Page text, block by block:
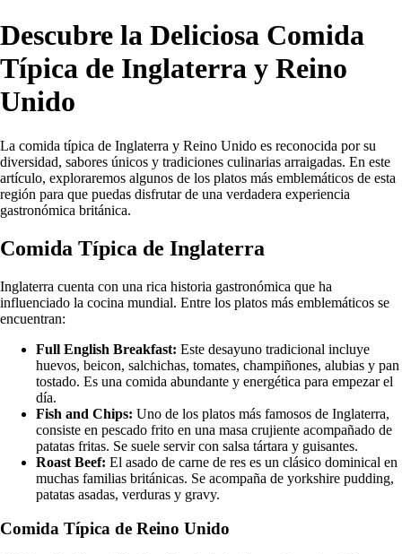
Descubre la Deliciosa Comida
Típica de Inglaterra y Reino
Unido
La comida típica de Inglaterra y Reino Unido es reconocida por su
diversidad, sabores únicos y tradiciones culinarias arraigadas. En este
artículo, exploraremos algunos de los platos más emblemáticos de esta
región para que puedas disfrutar de una verdadera experiencia
gastronómica británica.
Comida Típica de Inglaterra
Inglaterra cuenta con una rica historia gastronómica que ha
influenciado la cocina mundial. Entre los platos más emblemáticos se
encuentran:
Full English Breakfast: Este desayuno tradicional incluye
huevos, beicon, salchichas, tomates, champiñones, alubias y pan
tostado. Es una comida abundante y energética para empezar el
día.
Fish and Chips: Uno de los platos más famosos de Inglaterra,
consiste en pescado frito en una masa crujiente acompañado de
patatas fritas. Se suele servir con salsa tártara y guisantes.
Roast Beef: El asado de carne de res es un clásico dominical en
muchas familias británicas. Se acompaña de yorkshire pudding,
patatas asadas, verduras y gravy.
Comida Típica de Reino Unido